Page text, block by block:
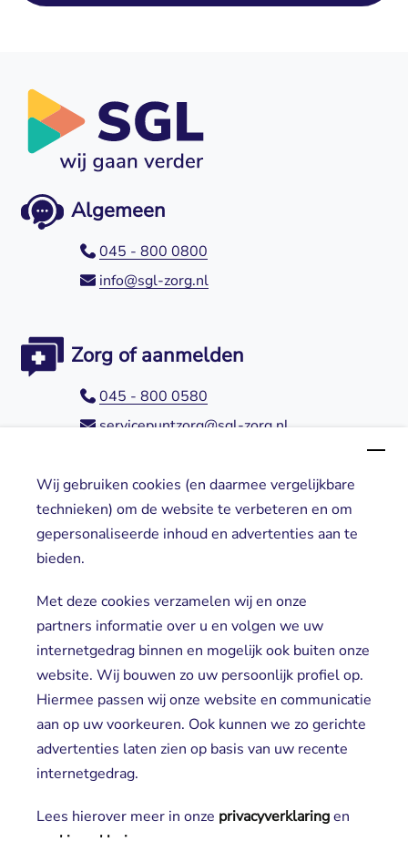
Wij gebruiken cookies (en daarmee vergelijkbare
technieken) om de website te verbeteren en om
gepersonaliseerde inhoud en advertenties aan te
bieden.
Met deze cookies verzamelen wij en onze
partners informatie over u en volgen we uw
internetgedrag binnen en mogelijk ook buiten onze
website. Wij bouwen zo uw persoonlijk profiel op.
Hiermee passen wij onze website en communicatie
aan op uw voorkeuren. Ook kunnen we zo gerichte
advertenties laten zien op basis van uw recente
internetgedrag.
Lees hierover meer in onze privacyverklaringen
cookieverklaring
Algemeen
045 - 800 0800
info@sgl-zorg.nl
Zorg of aanmelden
045 - 800 0580
servicepuntzorg@sgl-zorg.nl
Direct naar
Locaties
Vrijwilligers
Aanmelden nieuwsbrief